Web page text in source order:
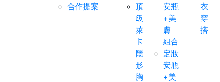
合作提案
頂
級
萊
卡
隱
形
胸
安瓶
+美
膚
組合
定妝
安瓶
+美
衣
穿
搭